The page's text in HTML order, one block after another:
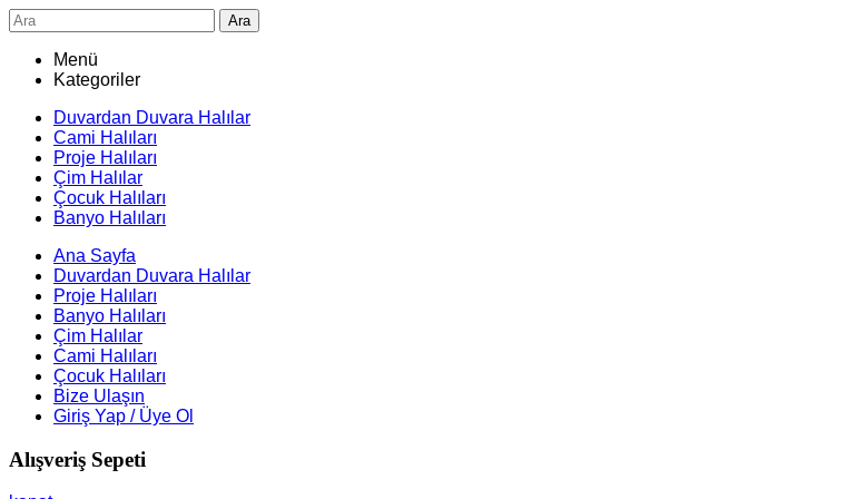
Ara
Menü
Kategoriler
Duvardan Duvara Halılar
Cami Halıları
Proje Halıları
Çim Halılar
Çocuk Halıları
Banyo Halıları
Ana Sayfa
Duvardan Duvara Halılar
Proje Halıları
Banyo Halıları
Çim Halılar
Cami Halıları
Çocuk Halıları
Bize Ulaşın
Giriş Yap / Üye Ol
Alışveriş Sepeti